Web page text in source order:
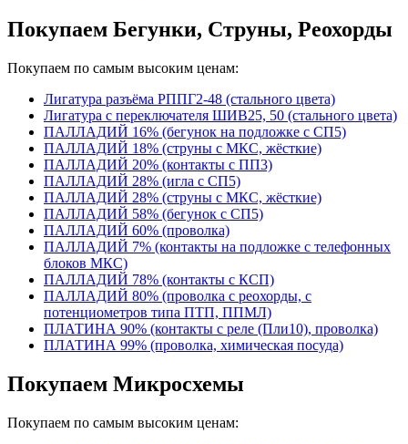
Покупаем Бегунки, Струны, Реохорды
Покупаем по самым высоким ценам:
Лигатура разъёма РППГ2-48 (стального цвета)
Лигатура с переключателя ШИВ25, 50 (стального цвета)
ПАЛЛАДИЙ 16% (бегунок на подложке с СП5)
ПАЛЛАДИЙ 18% (струны с МКС, жёсткие)
ПАЛЛАДИЙ 20% (контакты с ПП3)
ПАЛЛАДИЙ 28% (игла с СП5)
ПАЛЛАДИЙ 28% (струны с МКС, жёсткие)
ПАЛЛАДИЙ 58% (бегунок с СП5)
ПАЛЛАДИЙ 60% (проволка)
ПАЛЛАДИЙ 7% (контакты на подложке с телефонных
блоков МКС)
ПАЛЛАДИЙ 78% (контакты с КСП)
ПАЛЛАДИЙ 80% (проволка с реохорды, с
потенциометров типа ПТП, ППМЛ)
ПЛАТИНА 90% (контакты с реле (Пли10), проволка)
ПЛАТИНА 99% (проволка, химическая посуда)
Покупаем Микросхемы
Покупаем по самым высоким ценам: